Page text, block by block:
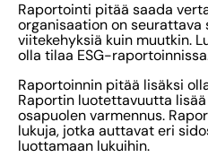
Raportointi pitää saada
organisaation on seurattava
viitekehyksiä kuin muutkin.
olla tilaa ESG-
Raportoinnin pitää lisäksi
Raportin luotettavuutta
osapuolen varmennus.
lukuja, jotka auttavat eri
luottamaan lukuihin.